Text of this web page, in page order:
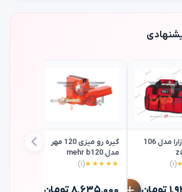
کیف ابزار زارا مدل 106
(۱)
گیره رو میزی 120 مهر
مدل mehr b120
★★★★★(۱)